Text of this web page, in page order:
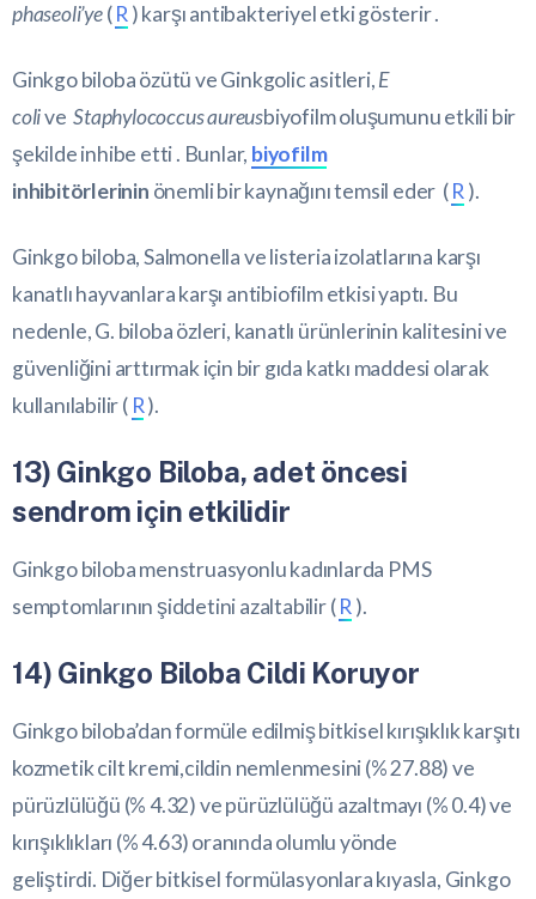
phaseoli’ye(R ) karşı antibakteriyel etki gösterir .
Ginkgo biloba özütü ve Ginkgolic asitleri,E
coliveStaphylococcus aureusbiyofilm oluşumunu etkili bir
şekilde inhibe etti . Bunlar, biyofilm
inhibitörlerinin önemli bir kaynağını temsil eder (R ).
Ginkgo biloba, Salmonella ve listeria izolatlarına karşı
kanatlı hayvanlara karşı antibiofilm etkisi yaptı. Bu
nedenle, G. biloba özleri, kanatlı ürünlerinin kalitesini ve
güvenliğini arttırmak için bir gıda katkı maddesi olarak
kullanılabilir ( R).
13) Ginkgo Biloba, adet öncesi
sendrom için etkilidir
Ginkgo biloba menstruasyonlu kadınlarda PMS
semptomlarının şiddetini azaltabilir (R ).
14) Ginkgo Biloba Cildi Koruyor
Ginkgo biloba’dan formüle edilmiş bitkisel kırışıklık karşıtı
kozmetik cilt kremi,cildin nemlenmesini (% 27.88) ve
pürüzlülüğü (% 4.32) ve pürüzlülüğü azaltmayı (% 0.4) ve
kırışıklıkları (% 4.63) oranında olumlu yönde
geliştirdi. Diğer bitkisel formülasyonlara kıyasla, Ginkgo